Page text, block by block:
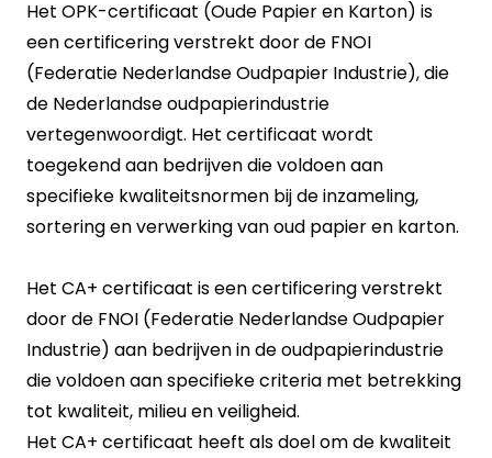
Het OPK-certificaat (Oude Papier en Karton) is
een certificering verstrekt door de FNOI
(Federatie Nederlandse Oudpapier Industrie), die
de Nederlandse oudpapierindustrie
vertegenwoordigt. Het certificaat wordt
toegekend aan bedrijven die voldoen aan
specifieke kwaliteitsnormen bij de inzameling,
sortering en verwerking van oud papier en karton.
Het CA+ certificaat is een certificering verstrekt
door de FNOI (Federatie Nederlandse Oudpapier
Industrie) aan bedrijven in de oudpapierindustrie
die voldoen aan specifieke criteria met betrekking
tot kwaliteit, milieu en veiligheid.
Het CA+ certificaat heeft als doel om de kwaliteit